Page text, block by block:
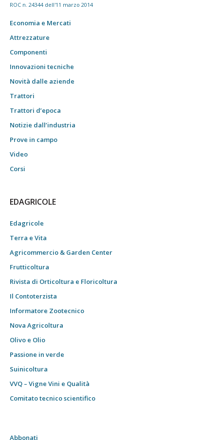
ROC n. 24344 dell'11 marzo 2014
Economia e Mercati
Attrezzature
Componenti
Innovazioni tecniche
Novità dalle aziende
Trattori
Trattori d’epoca
Notizie dall’industria
Prove in campo
Video
Corsi
EDAGRICOLE
Edagricole
Terra e Vita
Agricommercio & Garden Center
Frutticoltura
Rivista di Orticoltura e Floricoltura
Il Contoterzista
Informatore Zootecnico
Nova Agricoltura
Olivo e Olio
Passione in verde
Suinicoltura
VVQ – Vigne Vini e Qualità
Comitato tecnico scientifico
Abbonati